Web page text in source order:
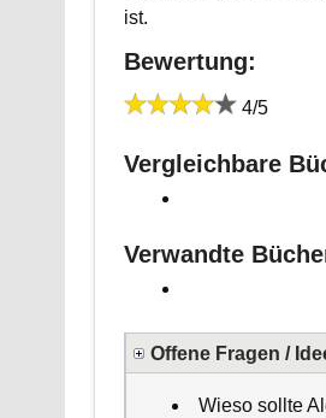
ist.
Bewertung:
4/5
Vergleichbare
Verwandte
Offene Fragen /
Wieso sollte